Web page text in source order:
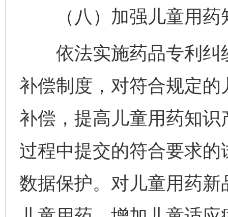
（八）加强儿童用药
依法实施药品专利纠
补偿制度，对符合规定
补偿，提高儿童用药知
过程中提交的符合要求
数据保护。对儿童用药